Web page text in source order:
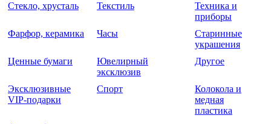
Стекло, хрусталь
Текстиль
Техника и
приборы
Фарфор, керамика
Часы
Старинные
украшения
Ценные бумаги
Ювелирный
эксклюзив
Другое
Эксклюзивные
VIP-подарки
Спорт
Колокола и
медная
пластика